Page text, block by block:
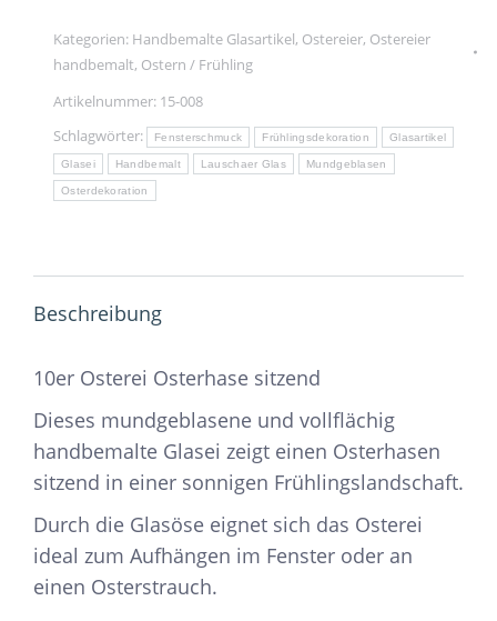
Kategorien: Handbemalte Glasartikel, Ostereier, Ostereier
handbemalt, Ostern / Frühling
Artikelnummer: 15-008
Schlagwörter:
Fensterschmuck Frühlingsdekoration Glasartikel
Glasei Handbemalt Lauschaer Glas Mundgeblasen
Osterdekoration
Beschreibung
10er Osterei Osterhase sitzend
Dieses mundgeblasene und vollflächig
handbemalte Glasei zeigt einen Osterhasen
sitzend in einer sonnigen Frühlingslandschaft.
Durch die Glasöse eignet sich das Osterei
ideal zum Aufhängen im Fenster oder an
einen Osterstrauch.